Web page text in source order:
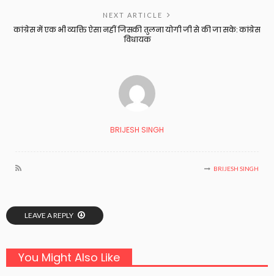
NEXT ARTICLE
कांग्रेस में एक भी व्यक्ति ऐसा नहीं जिसकी तुलना योगी जी से की जा सके: कांग्रेस
विधायक
BRIJESH SINGH
BRIJESH SINGH
LEAVE A REPLY
You Might Also Like